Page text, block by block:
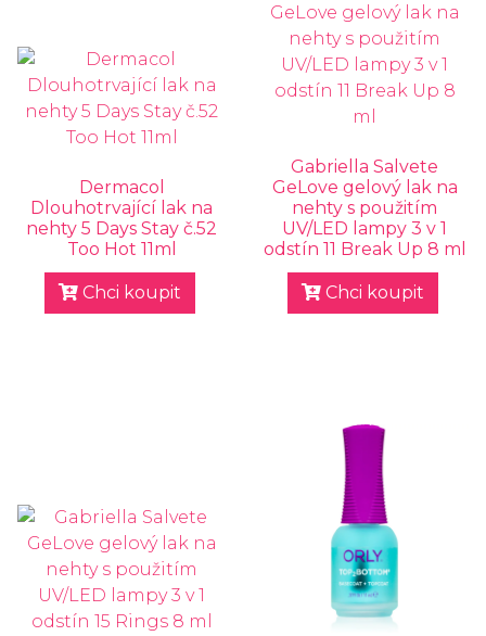
Dermacol
Dlouhotrvající lak na
nehty 5 Days Stay č.52
Too Hot 11ml
Chci koupit
Gabriella Salvete
GeLove gelový lak na
nehty s použitím
UV/LED lampy 3 v 1
odstín 11 Break Up 8 ml
Chci koupit